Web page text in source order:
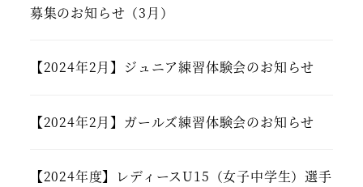
募集のお知らせ（3月）
【2024年2月】ジュニア練習体験会のお知らせ
【2024年2月】ガールズ練習体験会のお知らせ
【2024年度】レディースU15（女子中学生）選手